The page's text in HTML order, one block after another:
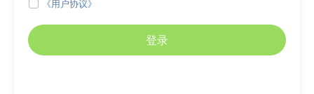
 《用户协议》
登录